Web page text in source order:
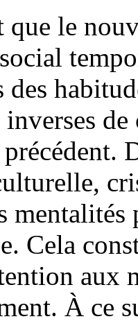
le
Cela
aux
À ce